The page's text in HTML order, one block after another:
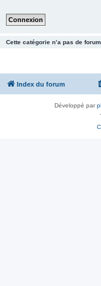
Cette catégorie n’a pas de forum.
Index du forum
Développé par